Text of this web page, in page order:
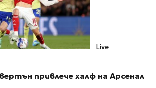
Live
привлече халф на Арсенал